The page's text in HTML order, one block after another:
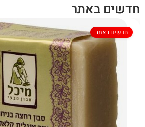
חדשים באתר
חדשים באתר